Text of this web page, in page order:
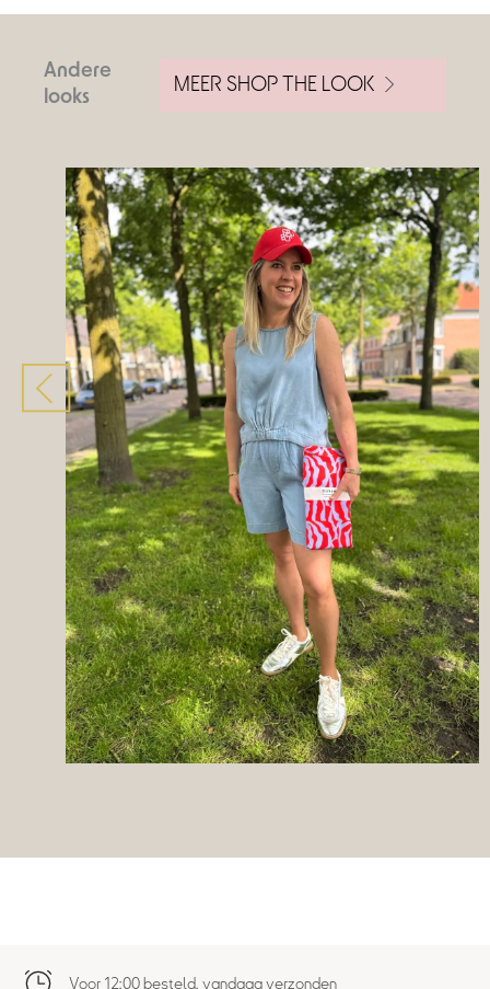
Andere
looks
MEER SHOP THE LOOK
Volgende
Voor 12:00 besteld, vandaag verzonden